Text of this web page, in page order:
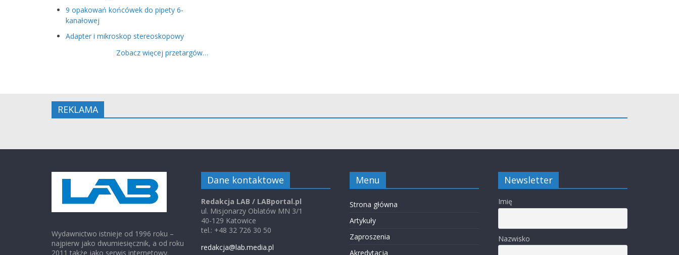
9 opakowań końcówek do pipety 6-
kanałowej
Adapter i mikroskop stereoskopowy
Zobacz więcej przetargów…
REKLAMA
Wydawnictwo istnieje od 1996 roku –
najpierw jako dwumiesięcznik, a od roku
2011 także jako serwis internetowy.
Dane kontaktowe
Redakcja LAB / LABportal.pl
ul. Misjonarzy Oblatów MN 3/1
40-129 Katowice
tel.: +48 32 726 30 50
redakcja@lab.media.pl
Menu
Strona główna
Artykuły
Zaproszenia
Akredytacja
Newsletter
Imię
Nazwisko